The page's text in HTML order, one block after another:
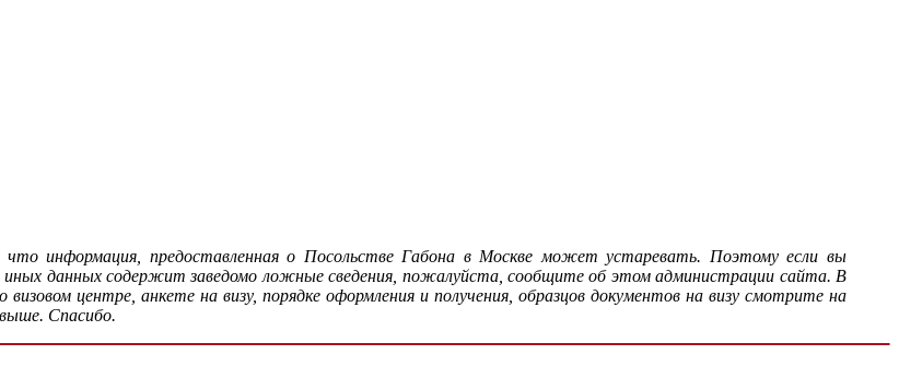
информация, предоставленная о Посольстве Габона в Москве может устаревать. Поэтому если вы
данных содержит заведомо ложные сведения, пожалуйста, сообщите об этом администрации сайта. В
центре, анкете на визу, порядке оформления и получения, образцов документов на визу смотрите на
Спасибо.